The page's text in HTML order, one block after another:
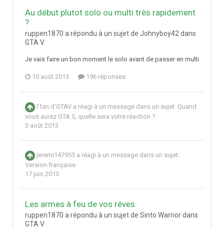
Au début plutot solo ou multi très rapidement
?
ruppen1870 a répondu à un sujet de Johnyboy42 dans
GTA V
Je vais faire un bon moment le solo avant de passer en multi
10 août 2013 196 réponses
l'fan d'GTAV a réagi à un message dans un sujet: Quand
vous aurez GTA 5, quelle sera votre réaction ?
3 août 2013
jeremi147955 a réagi à un message dans un sujet:
Version française
17 juin 2013
Les armes à feu de vos rêves
ruppen1870 a répondu à un sujet de Sinto Warrior dans
GTA V